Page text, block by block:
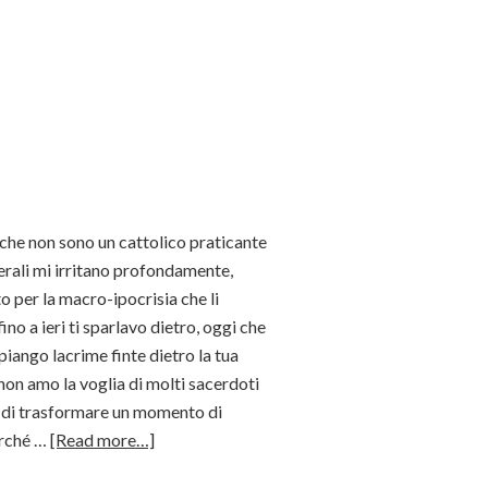
non sono un cattolico praticante
mi irritano profondamente,
per la macro-ipocrisia che li
a ieri ti sparlavo dietro, oggi che
lacrime finte dietro la tua
amo la voglia di molti sacerdoti
trasformare un momento di
… [Read more…]